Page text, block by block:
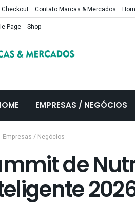
Checkout Contato Marcas & Mercados
Page
Shop
EMPRESAS / NEGÓCIOS
Empresas / Negócios
de